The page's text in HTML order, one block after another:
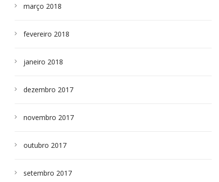
março 2018
fevereiro 2018
janeiro 2018
dezembro 2017
novembro 2017
outubro 2017
setembro 2017